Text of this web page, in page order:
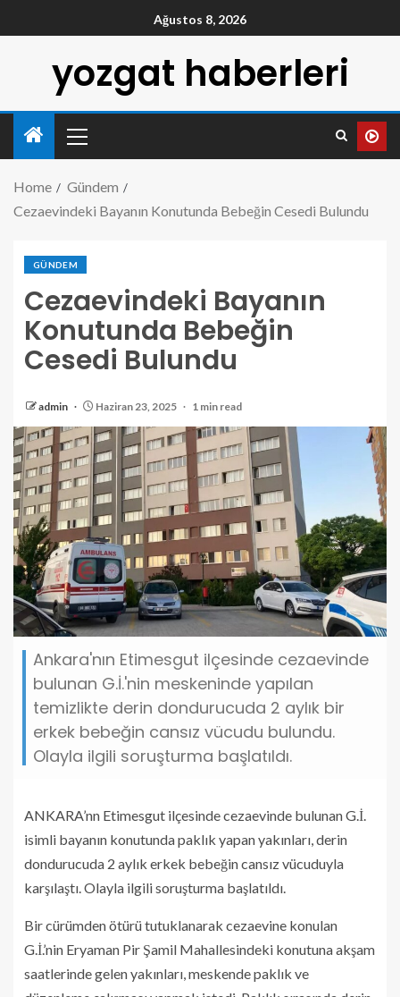
Ağustos 8, 2026
yozgat haberleri
Home
Gündem
Cezaevindeki Bayanın Konutunda Bebeğin Cesedi Bulundu
GÜNDEM
Cezaevindeki Bayanın
Konutunda Bebeğin
Cesedi Bulundu
admin Haziran 23, 2025 1 min read
Ankara'nın Etimesgut ilçesinde cezaevinde
bulunan G.İ.'nin meskeninde yapılan
temizlikte derin dondurucuda 2 aylık bir
erkek bebeğin cansız vücudu bulundu.
Olayla ilgili soruşturma başlatıldı.
ANKARA’nn Etimesgut ilçesinde cezaevinde bulunan G.İ.
isimli bayanın konutunda paklık yapan yakınları, derin
dondurucuda 2 aylık erkek bebeğin cansız vücuduyla
karşılaştı. Olayla ilgili soruşturma başlatıldı.
Bir cürümden ötürü tutuklanarak cezaevine konulan
G.İ.’nin Eryaman Pir Şamil Mahallesindeki konutuna akşam
saatlerinde gelen yakınları, meskende paklık ve